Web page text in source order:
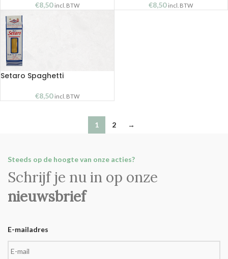
€8,50 incl. BTW €8,50 incl. BTW
Setaro Spaghetti
€8,50 incl. BTW
1 2 →
Steeds op de hoogte van onze acties?
Schrijf je nu in op onze
nieuwsbrief
E-mailadres